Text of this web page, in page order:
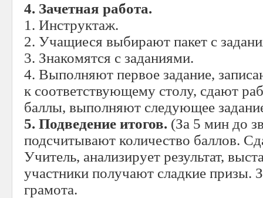
4. Зачетная работа.
1. Инструктаж.
2. Учащиеся выбирают пакет с
3. Знакомятся с заданиями.
4. Выполняют первое задание,
к соответствующему столу, сдают
баллы, выполняют следующее
5. Подведение итогов. (За 5 мин до
подсчитывают количество баллов.
Учитель, анализирует результат,
участники получают сладкие призы.
грамота.